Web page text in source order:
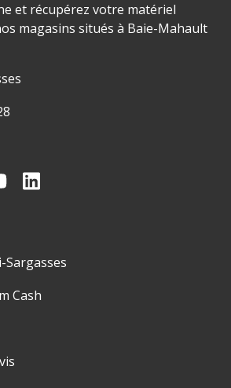
et récupérez votre matériel
magasins situés à Baie-Mahault
Cash